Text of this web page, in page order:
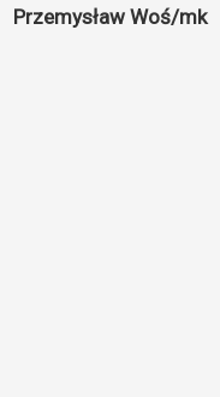
do
Przemysław Woś/mk